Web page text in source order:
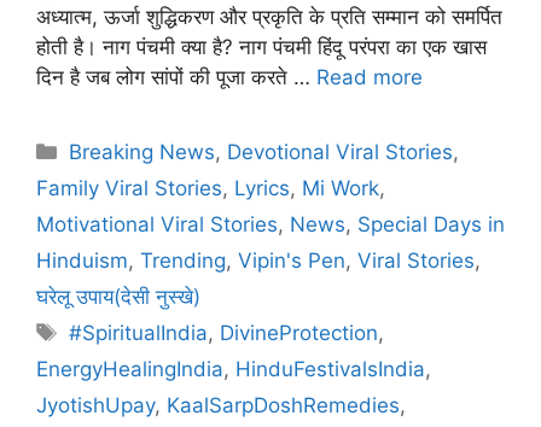
अध्यात्म, ऊर्जा शुद्धिकरण और प्रकृति के प्रति सम्मान को समर्पित
होती है। नाग पंचमी क्या है? नाग पंचमी हिंदू परंपरा का एक खास
दिन है जब लोग सांपों की पूजा करते … Read more
Categories
Breaking News, Devotional Viral Stories,
Family Viral Stories, Lyrics, Mi Work,
Motivational Viral Stories, News, Special Days in
Hinduism, Trending, Vipin's Pen, Viral Stories,
घरेलू उपाय(देसी नुस्खे)
Tags
#SpiritualIndia, DivineProtection,
EnergyHealingIndia, HinduFestivalsIndia,
JyotishUpay, KaalSarpDoshRemedies,